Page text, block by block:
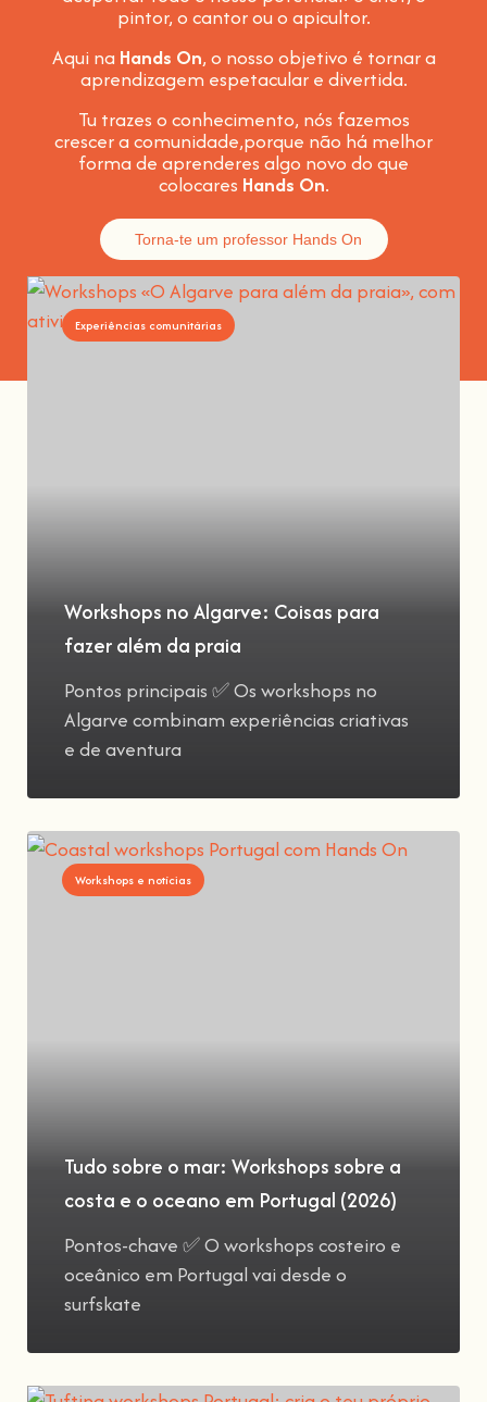
pintor, o cantor ou o apicultor.
Aqui na Hands On, o nosso objetivo é tornar a
aprendizagem espetacular e divertida.
Tu trazes o conhecimento, nós fazemos
crescer a comunidade,porque não há melhor
forma de aprenderes algo novo do que
colocares Hands On.
Torna-te um professor Hands On
Experiências comunitárias
Workshops no Algarve: Coisas para
fazer além da praia
Pontos principais ✅ Os workshops no
Algarve combinam experiências criativas
e de aventura
Workshops e notícias
Tudo sobre o mar: Workshops sobre a
costa e o oceano em Portugal (2026)
Pontos-chave ✅ O workshops costeiro e
oceânico em Portugal vai desde o
surfskate